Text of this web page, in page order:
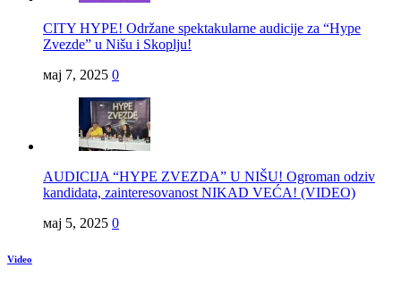
CITY HYPE! Održane spektakularne audicije za “Hype
Zvezde” u Nišu i Skoplju!
мај 7, 2025 0
AUDICIJA “HYPE ZVEZDA” U NIŠU! Ogroman odziv
kandidata, zainteresovanost NIKAD VEĆA! (VIDEO)
мај 5, 2025 0
Video